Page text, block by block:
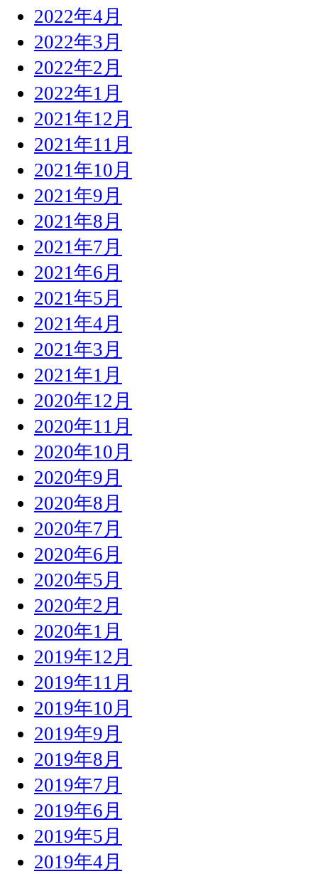
2022年4月
2022年3月
2022年2月
2022年1月
2021年12月
2021年11月
2021年10月
2021年9月
2021年8月
2021年7月
2021年6月
2021年5月
2021年4月
2021年3月
2021年1月
2020年12月
2020年11月
2020年10月
2020年9月
2020年8月
2020年7月
2020年6月
2020年5月
2020年2月
2020年1月
2019年12月
2019年11月
2019年10月
2019年9月
2019年8月
2019年7月
2019年6月
2019年5月
2019年4月